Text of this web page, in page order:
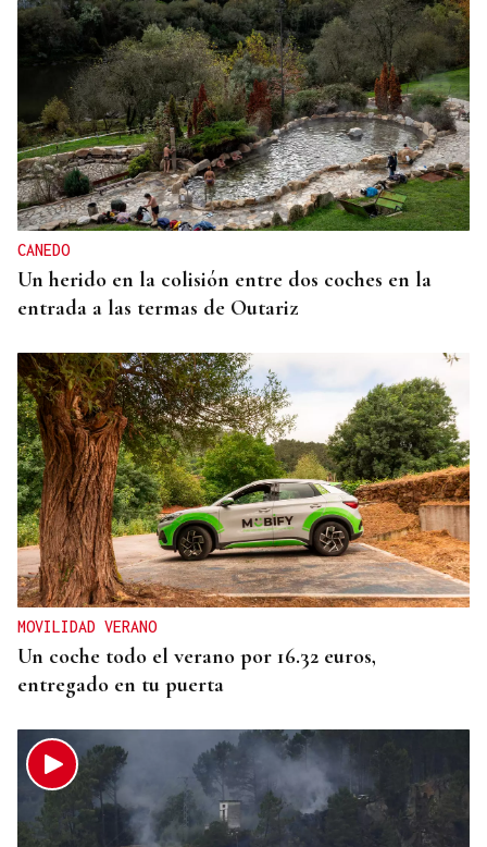
CANEDO
Un herido en la colisión entre dos coches en la
entrada a las termas de Outariz
MOVILIDAD VERANO
Un coche todo el verano por 16.32 euros,
entregado en tu puerta